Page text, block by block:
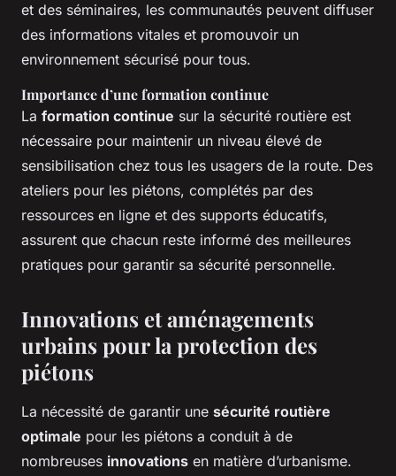
et des séminaires, les communautés peuvent diffuser
des informations vitales et promouvoir un
environnement sécurisé pour tous.
Importance d’une formation continue
La formation continue sur la sécurité routière est
nécessaire pour maintenir un niveau élevé de
sensibilisation chez tous les usagers de la route. Des
ateliers pour les piétons, complétés par des
ressources en ligne et des supports éducatifs,
assurent que chacun reste informé des meilleures
pratiques pour garantir sa sécurité personnelle.
Innovations et aménagements
urbains pour la protection des
piétons
La nécessité de garantir une sécurité routière
optimale pour les piétons a conduit à de
nombreuses innovations en matière d’urbanisme.